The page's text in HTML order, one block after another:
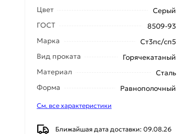
Цвет
Серый
ГОСТ
8509-93
Марка
Ст3пс/сп5
Вид проката
Горячекатаный
Материал
Сталь
Форма
Равнополочный
См. все характеристики
Ближайшая дата доставки: 09.08.26